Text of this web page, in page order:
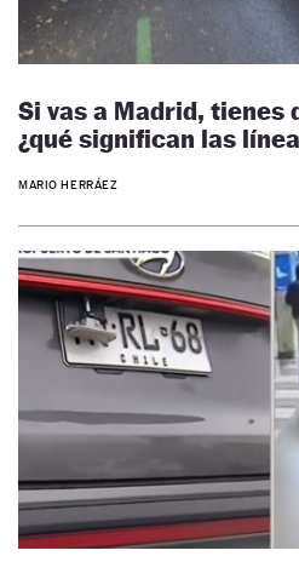
Si vas a Madrid, tienes
¿qué significan las
MARIO HERRÁEZ